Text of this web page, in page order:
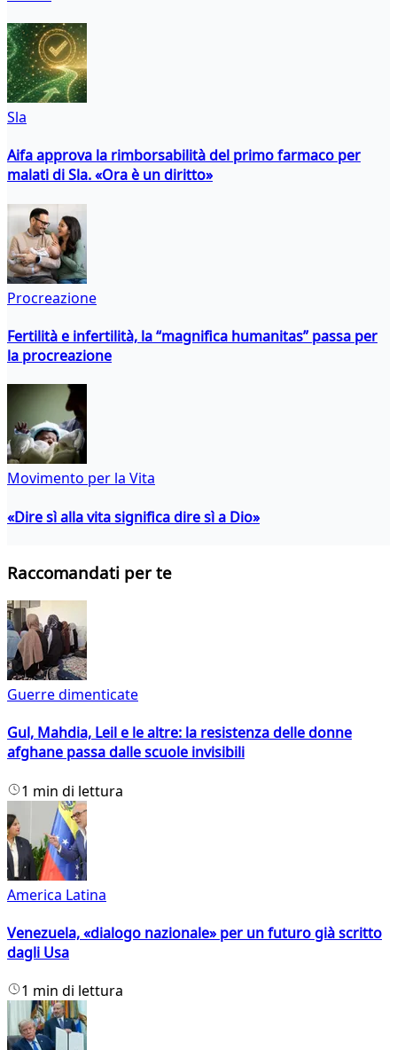
Sla
Aifa approva la rimborsabilità del primo farmaco per
malati di Sla. «Ora è un diritto»
Procreazione
Fertilità e infertilità, la “magnifica humanitas” passa per
la procreazione
Movimento per la Vita
«Dire sì alla vita significa dire sì a Dio»
Raccomandati per te
Guerre dimenticate
Gul, Mahdia, Leil e le altre: la resistenza delle donne
afghane passa dalle scuole invisibili
1 min di lettura
America Latina
Venezuela, «dialogo nazionale» per un futuro già scritto
dagli Usa
1 min di lettura